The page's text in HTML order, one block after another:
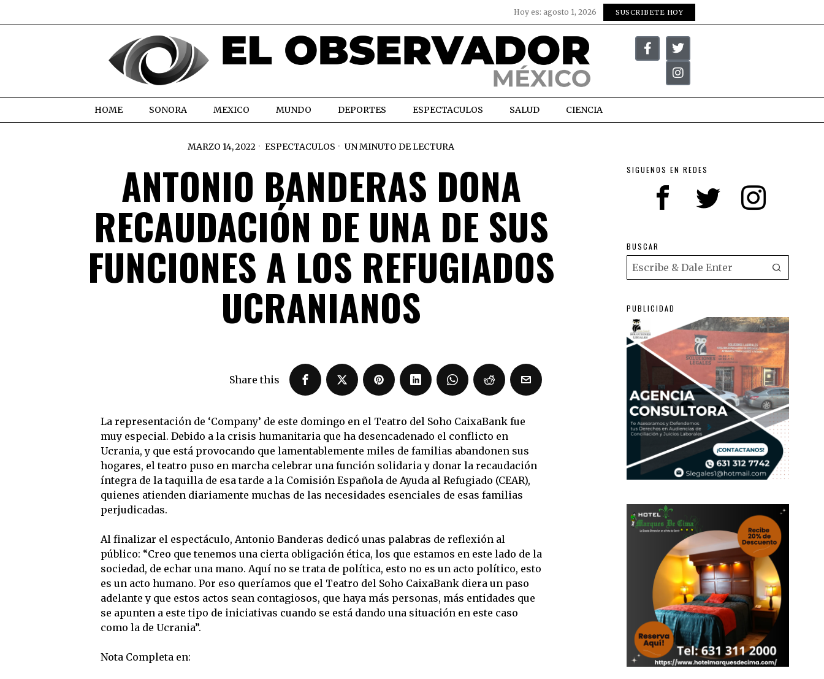
Hoy es: agosto 1, 2026 SUSCRIBETE HOY
HOME SONORA MEXICO MUNDO DEPORTES ESPECTACULOS SALUD CIENCIA
MARZO 14, 2022 ESPECTACULOS UN MINUTO DE LECTURA
ANTONIO BANDERAS DONA
RECAUDACIÓN DE UNA DE SUS
FUNCIONES A LOS REFUGIADOS
UCRANIANOS
Share this
La representación de ‘Company’ de este domingo en el Teatro del Soho CaixaBank fue
muy especial. Debido a la crisis humanitaria que ha desencadenado el conflicto en
Ucrania, y que está provocando que lamentablemente miles de familias abandonen sus
hogares, el teatro puso en marcha celebrar una función solidaria y donar la recaudación
íntegra de la taquilla de esa tarde a la Comisión Española de Ayuda al Refugiado (CEAR),
quienes atienden diariamente muchas de las necesidades esenciales de esas familias
perjudicadas.
Al finalizar el espectáculo, Antonio Banderas dedicó unas palabras de reflexión al
público: “Creo que tenemos una cierta obligación ética, los que estamos en este lado de la
sociedad, de echar una mano. Aquí no se trata de política, esto no es un acto político, esto
es un acto humano. Por eso queríamos que el Teatro del Soho CaixaBank diera un paso
adelante y que estos actos sean contagiosos, que haya más personas, más entidades que
se apunten a este tipo de iniciativas cuando se está dando una situación en este caso
como la de Ucrania”.
Nota Completa en:
SIGUENOS EN REDES
BUSCAR
PUBLICIDAD